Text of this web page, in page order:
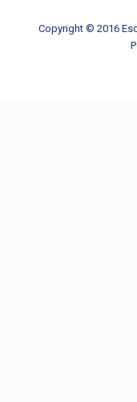
Copyright © 2016